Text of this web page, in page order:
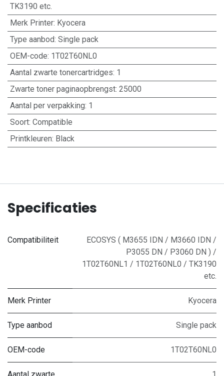
TK3190 etc.
Merk Printer: Kyocera
Type aanbod: Single pack
OEM-code: 1T02T60NL0
Aantal zwarte tonercartridges: 1
Zwarte toner paginaopbrengst: 25000
Aantal per verpakking: 1
Soort: Compatible
Printkleuren: Black
Specificaties
Compatibiliteit
ECOSYS ( M3655 IDN / M3660 IDN /
P3055 DN / P3060 DN ) /
1T02T60NL1 / 1T02T60NL0 / TK3190
etc.
Merk Printer Kyocera
Type aanbod Single pack
OEM-code 1T02T60NL0